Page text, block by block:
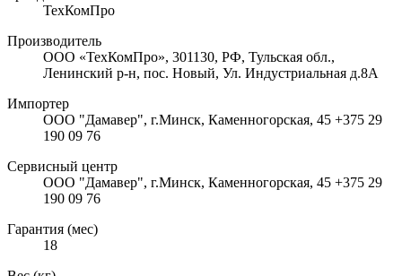
ТехКомПро
Производитель
ООО «ТехКомПро», 301130, РФ, Тульская обл.,
Ленинский р-н, пос. Новый, Ул. Индустриальная д.8А
Импортер
ООО "Дамавер", г.Минск, Каменногорская, 45 +375 29
190 09 76
Сервисный центр
ООО "Дамавер", г.Минск, Каменногорская, 45 +375 29
190 09 76
Гарантия (мес)
18